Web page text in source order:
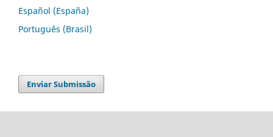
Español (España)
Português (Brasil)
Enviar Submissão